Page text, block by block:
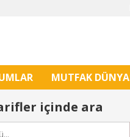
MUTFAK
içinde ara